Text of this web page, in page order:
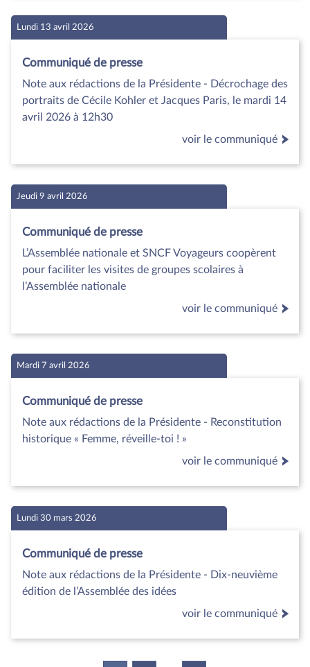
Lundi 13 avril 2026
Communiqué de presse
Note aux rédactions de la Présidente - Décrochage des
portraits de Cécile Kohler et Jacques Paris, le mardi 14
avril 2026 à 12h30
voir le communiqué
Jeudi 9 avril 2026
Communiqué de presse
L’Assemblée nationale et SNCF Voyageurs coopèrent
pour faciliter les visites de groupes scolaires à
l’Assemblée nationale
voir le communiqué
Mardi 7 avril 2026
Communiqué de presse
Note aux rédactions de la Présidente - Reconstitution
historique « Femme, réveille-toi ! »
voir le communiqué
Lundi 30 mars 2026
Communiqué de presse
Note aux rédactions de la Présidente - Dix-neuvième
édition de l’Assemblée des idées
voir le communiqué